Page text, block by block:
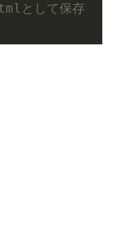
として保存